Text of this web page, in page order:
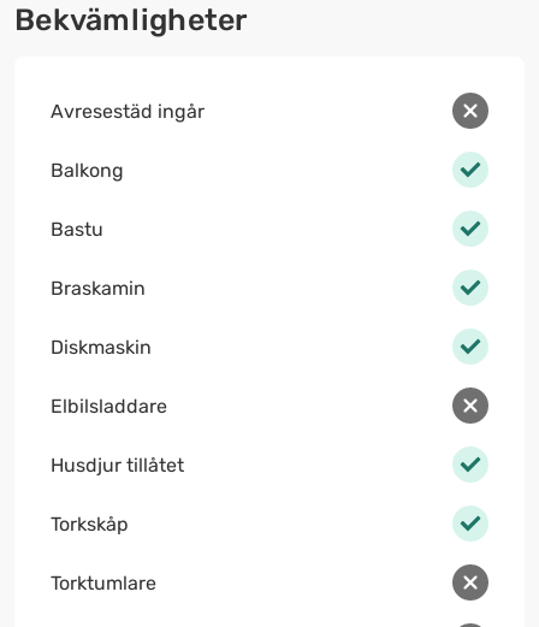
Bekvämligheter
Avresestäd ingår
Balkong
Bastu
Braskamin
Diskmaskin
Elbilsladdare
Husdjur tillåtet
Torkskåp
Torktumlare